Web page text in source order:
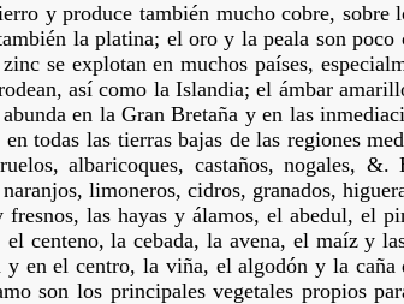
y produce también mucho cobre, sobre
la platina; el oro y la peala son poco
se explotan en muchos países,
así como la Islandia; el ámbar
en la Gran Bretaña y en las
todas las tierras bajas de las regiones
albaricoques, castaños, nogales,
limoneros, cidros, granados,
las hayas y álamos, el abedul, el
centeno, la cebada, la avena, el maíz y
en el centro, la viña, el algodón y la caña
son los principales vegetales propios